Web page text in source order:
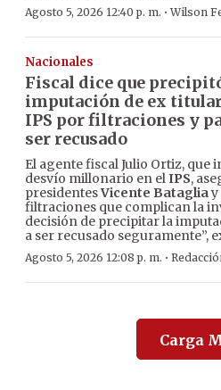
Agosto 5, 2026 12:40 p. m. ·Wilson
Nacionales
Fiscal dice que
imputación de ex
IPS por filtraciones y
ser recusado
El agente fiscal Julio Ortiz, que
desvío millonario en elIPS,
presidentesVicente Batagliay
filtraciones que complican la
decisión de precipitar la
a ser recusado seguramente”,
Agosto 5, 2026 12:08 p. m. ·
Carga